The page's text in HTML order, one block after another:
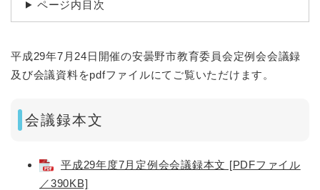
ページ内目次
平成29年7月24日開催の安曇野市教育委員会定例会会議録
及び会議資料をpdfファイルにてご覧いただけます。
会議録本文
平成29年度7月定例会会議録本文 [PDFファイル
／390KB]